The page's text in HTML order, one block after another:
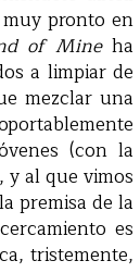
pronto en
of Mineha
a limpiar de
mezclar una
(con la
al que vimos
premisa de la
es
tristemente,